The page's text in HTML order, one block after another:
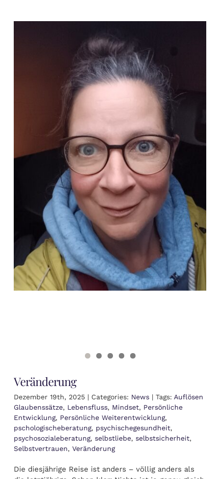
Veränderung
Dezember 19th, 2025 | Categories: News | Tags: Auflösen
Glaubenssätze, Lebensfluss, Mindset, Persönliche
Entwicklung, Persönliche Weiterentwicklung,
pschologischeberatung, psychischegesundheit,
psychosozialeberatung, selbstliebe, selbstsicherheit,
Selbstvertrauen, Veränderung
Die diesjährige Reise ist anders – völlig anders als